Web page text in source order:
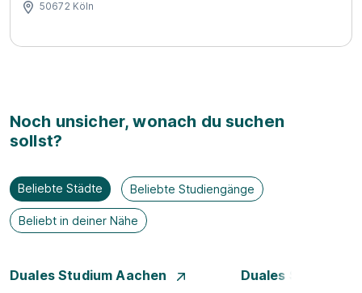
50672 Köln
Noch unsicher, wonach du suchen
sollst?
Beliebte Städte Beliebte Studiengänge
Beliebt in deiner Nähe
Duales Studium Aachen
Duales Studium